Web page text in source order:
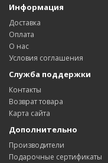
Информация
Доставка
Оплата
О нас
Условия соглашения
Служба поддержки
Контакты
Возврат товара
Карта сайта
Дополнительно
Производители
Подарочные сертификаты